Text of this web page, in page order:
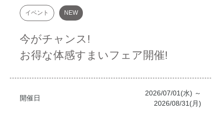
イベント NEW
今がチャンス!
お得な体感すまいフェア開催!
開催日
2026/07/01(水) ～
2026/08/31(月)